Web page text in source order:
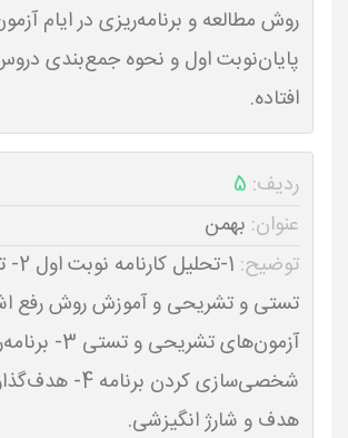
روش مطالعه و برنامه‌ریزی در ایام
پایان‌نوبت اول و نحوه جمع‌بندی
افتاده.
ردیف: 5
عنوان: بهمن
توضیح:
1-
تستی و تشریحی و آموزش روش رفع
آزمون‌های
شخصی‌سازی کردن
هدف و شارژ انگیزشی.